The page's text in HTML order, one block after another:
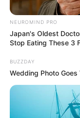
DECLARACIÓN
¿Debe
DIAN tiene
comprobarlo
NEUROMIND PRO
Japan's Oldest
Stop Eating These 3
BUZZDAY
Wedding Photo